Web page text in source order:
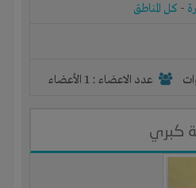
- كل المناطق
عدد الاعضاء : 1 الأعضاء
كبري